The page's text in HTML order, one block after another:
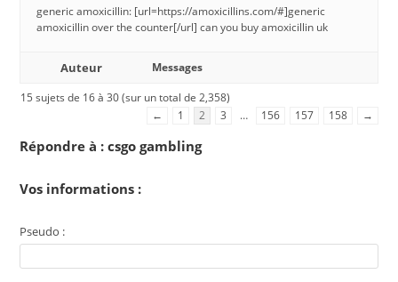
generic amoxicillin: [url=https://amoxicillins.com/#]generic
amoxicillin over the counter[/url] can you buy amoxicillin uk
Auteur
Messages
15 sujets de 16 à 30 (sur un total de 2,358)
←
1 2 3 … 156 157 158 →
Répondre à : csgo gambling
Vos informations :
Pseudo :